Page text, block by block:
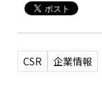
CSR 企業情報